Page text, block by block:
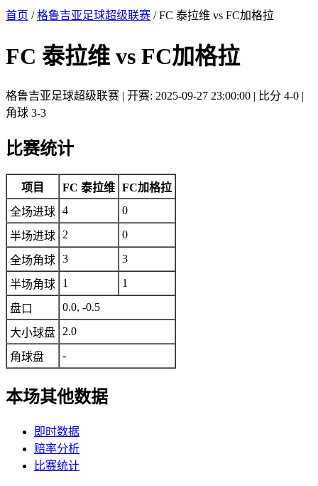
首页 /格鲁吉亚足球超级联赛 / FC 泰拉维 vs FC加格拉
FC 泰拉维 vs FC加格拉
格鲁吉亚足球超级联赛 | 开赛: 2025-09-27 23:00:00 | 比分 4-0 |
角球 3-3
比赛统计
项目 FC 泰拉维 FC加格拉
全场进球 4 0
半场进球 2 0
全场角球 3 3
半场角球 1 1
盘口 0.0, -0.5
大小球盘 2.0
角球盘 -
本场其他数据
即时数据
赔率分析
比赛统计